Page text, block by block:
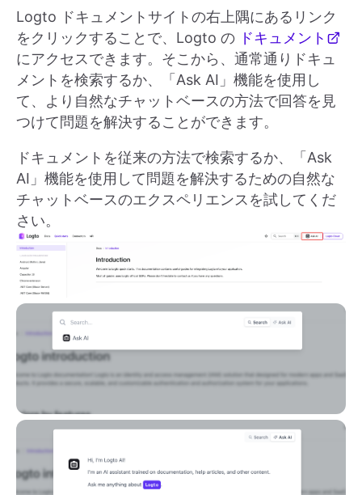
Logto ドキュメントサイトの右上隅にあるリンク
をクリックすることで、Logto の ドキュメント
にアクセスできます。そこから、通常通りドキュ
メントを検索するか、「Ask AI」機能を使用し
て、より自然なチャットベースの方法で回答を見
つけて問題を解決することができます。
ドキュメントを従来の方法で検索するか、「Ask
AI」機能を使用して問題を解決するための自然な
チャットベースのエクスペリエンスを試してくだ
さい。